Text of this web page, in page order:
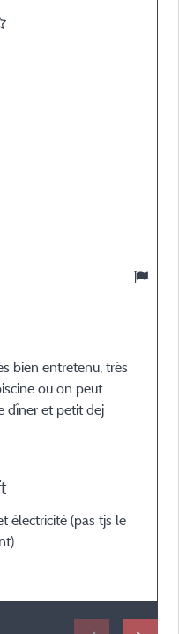
bien entretenu, très
ou on peut
dîner et petit dej
électricité (pas tjs le